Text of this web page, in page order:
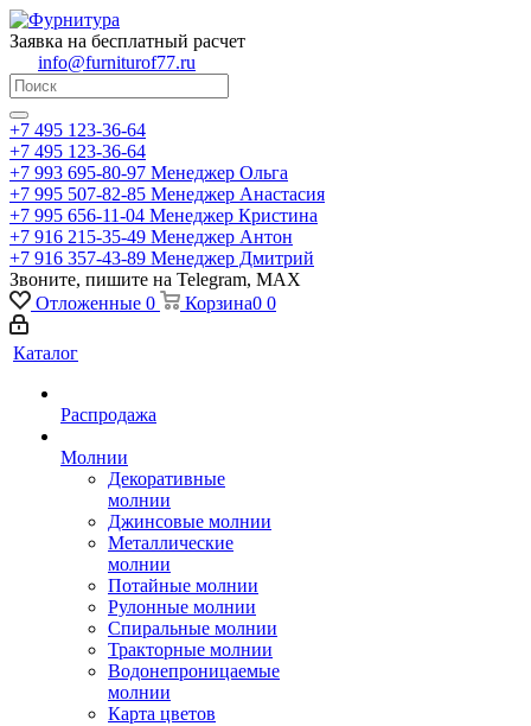
Заявка на бесплатный расчет
info@furniturof77.ru
+7 495 123-36-64
+7 495 123-36-64
+7 993 695-80-97 Менеджер Ольга
+7 995 507-82-85 Менеджер Анастасия
+7 995 656-11-04 Менеджер Кристина
+7 916 215-35-49 Менеджер Антон
+7 916 357-43-89 Менеджер Дмитрий
Звоните, пишите на Telegram, MAX
Отложенные 0 Корзина0 0
Каталог
Распродажа
Молнии
Декоративные
молнии
Джинсовые молнии
Металлические
молнии
Потайные молнии
Рулонные молнии
Спиральные молнии
Тракторные молнии
Водонепроницаемые
молнии
Карта цветов